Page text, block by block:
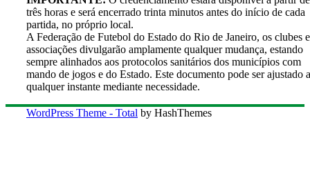
três horas e será encerrado trinta minutos antes do início de cada
partida, no próprio local.
A Federação de Futebol do Estado do Rio de Janeiro, os clubes
associações divulgarão amplamente qualquer mudança, estando
sempre alinhados aos protocolos sanitários dos municípios com
mando de jogos e do Estado. Este documento pode ser ajustado a
qualquer instante mediante necessidade.
WordPress Theme - Total by HashThemes